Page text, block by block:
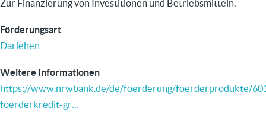
Zur Finanzierung von Investitionen und Betriebsmitteln.
Förderungsart
Darlehen
Weitere Informationen
https://www.nrwbank.de/de/foerderung/foerderprodukte/
foerderkredit-gr…